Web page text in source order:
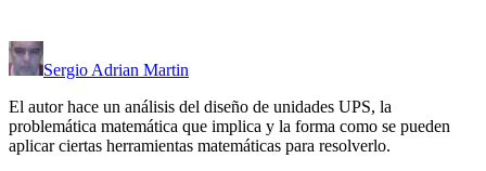
Sergio Adrian Martin
El autor hace un análisis del diseño de unidades UPS, la
problemática matemática que implica y la forma como se pueden
aplicar ciertas herramientas matemáticas para resolverlo.